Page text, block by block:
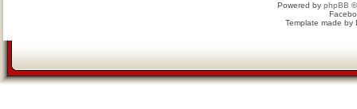
Powered by phpBB
Template made by